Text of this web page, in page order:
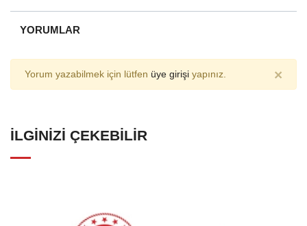
YORUMLAR
Yorum yazabilmek için lütfen üye girişi yapınız. ×
İLGINIZI ÇEKEBILIR